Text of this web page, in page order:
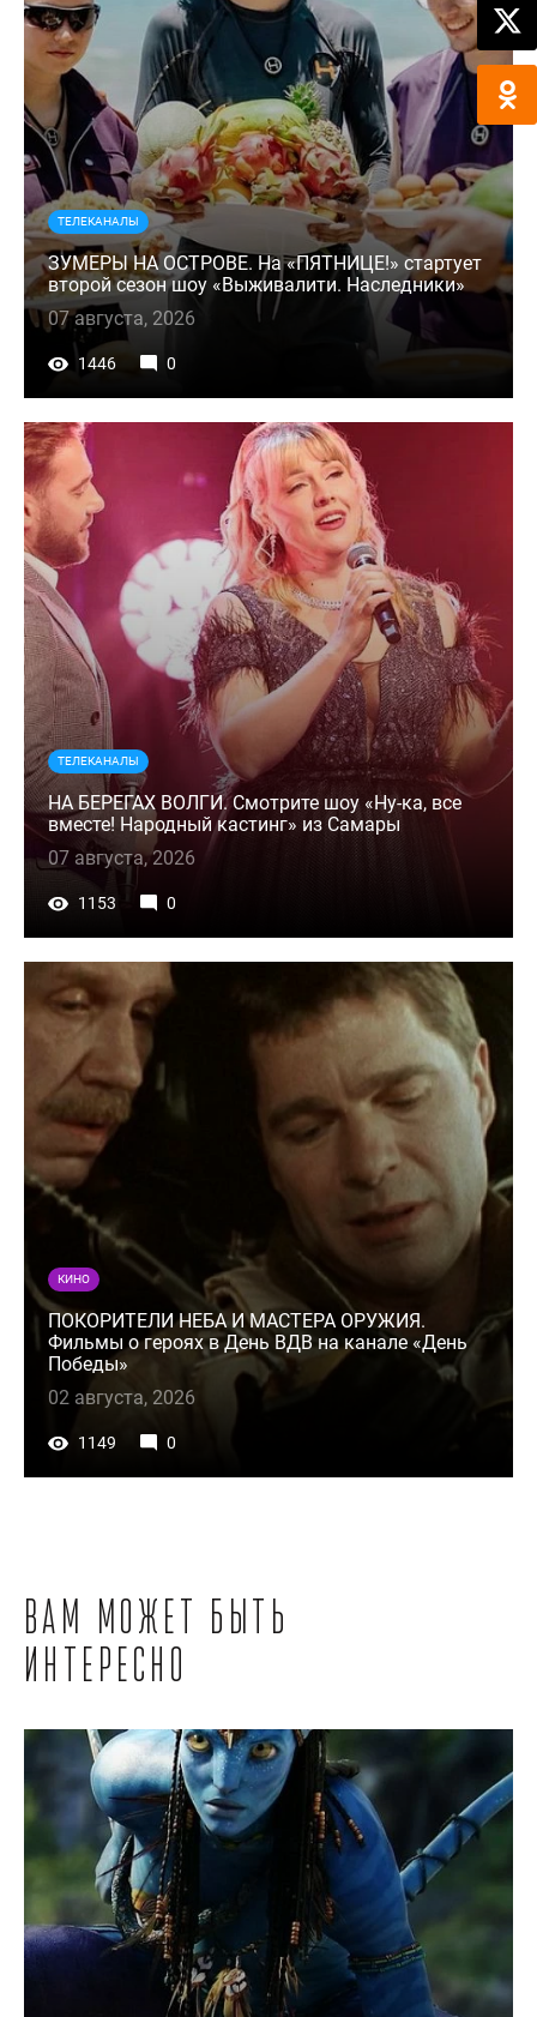
ТЕЛЕКАНАЛЫ
ЗУМЕРЫ НА ОСТРОВЕ. На «ПЯТНИЦЕ!» стартует
второй сезон шоу «Выживалити. Наследники»
07 августа, 2026
1446 0
ТЕЛЕКАНАЛЫ
НА БЕРЕГАХ ВОЛГИ. Смотрите шоу «Ну-ка, все
вместе! Народный кастинг» из Самары
07 августа, 2026
1153 0
КИНО
ПОКОРИТЕЛИ НЕБА И МАСТЕРА ОРУЖИЯ.
Фильмы о героях в День ВДВ на канале «День
Победы»
02 августа, 2026
1149 0
Вам может быть
интересно